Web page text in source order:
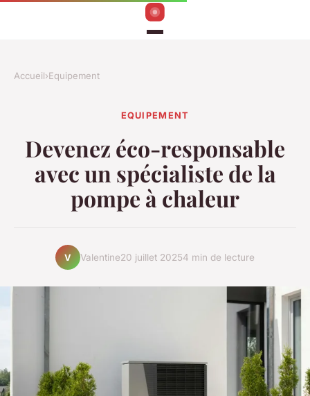
Accueil›Equipement
EQUIPEMENT
Devenez éco-responsable
avec un spécialiste de la
pompe à chaleur
V Valentine20 juillet 20254 min de lecture